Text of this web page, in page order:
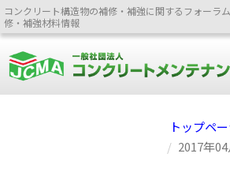
コンクリート構造物の補修・補強に関するフォーラ
修・補強材料情報
トップペ
2017年